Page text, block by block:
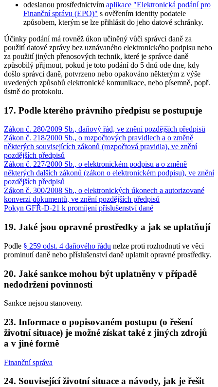
odeslanou prostřednictvím aplikace "Elektronická podání pro
Finanční správu (EPO)" s ověřením identity podatele
způsobem, kterým se lze přihlásit do jeho datové schránky.
Účinky podání má rovněž úkon učiněný vůči správci daně za
použití datové zprávy bez uznávaného elektronického podpisu nebo
za použití jiných přenosových technik, které je správce daně
způsobilý přijmout, pokud je toto podání do 5 dnů ode dne, kdy
došlo správci daně, potvrzeno nebo opakováno některým z výše
uvedených způsobů elektronické komunikace, nebo písemně, popř.
ústně do protokolu.
17. Podle kterého právního předpisu se postupuje
Zákon č. 280/2009 Sb., daňový řád, ve znění pozdějších předpisů
Zákon č. 218/2000 Sb., o rozpočtových pravidlech a o změně
některých souvisejících zákonů (rozpočtová pravidla), ve znění
pozdějších předpisů
Zákon č. 227/2000 Sb., o elektronickém podpisu a o změně
některých dalších zákonů (zákon o elektronickém podpisu), ve znění
pozdějších předpisů
Zákon č. 300/2008 Sb., o elektronických úkonech a autorizované
konverzi dokumentů, ve znění pozdějších předpisů
Pokyn GFŘ-D-21 k promíjení příslušenství daně
19. Jaké jsou opravné prostředky a jak se uplatňují
Podle § 259 odst. 4 daňového řádu nelze proti rozhodnutí ve věci
prominutí daně nebo příslušenství daně uplatnit opravné prostředky.
20. Jaké sankce mohou být uplatněny v případě
nedodržení povinností
Sankce nejsou stanoveny.
23. Informace o popisovaném postupu (o řešení
životní situace) je možné získat také z jiných zdrojů
a v jiné formě
Finanční správa
24. Související životní situace a návody, jak je řešit